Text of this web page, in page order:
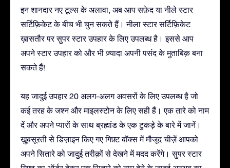
इन शानदार नए टूल्स के अलावा, अब आप सफ़ेद या नीले स्टार
सर्टिफ़िकेट के बीच भी चुन सकते हैं। नीला स्टार सर्टिफ़िकेट
ख़ासतौर पर सुपर स्टार उपहार के लिए उपलब्ध है। इससे आप
अपने स्टार उपहार को और भी ज़्यादा अपनी पसंद के मुताबिक़ बना
सकते हैं!
यह जादुई उपहार 20 अलग-अलग अवसरों के लिए उपलब्ध है जो
कई तरह के जश्न और माइलस्टोन के लिए सही हैं। एक तारे को नाम
दें और अपने प्यारों के साथ ब्रह्मांड के एक टुकड़े के बारे में जानें।
ख़ूबसूरती से डिज़ाइन किए गए गिफ़्ट बॉक्स में मौजूद चीज़ें आपको
अपने सितारे को जादुई तरीक़ों से देखने में मदद करेंगे। सुपर स्टार